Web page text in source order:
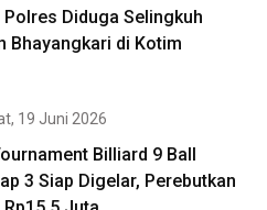
Polres Diduga Selingkuh
Bhayangkari di Kotim
19 Juni 2026
Billiard 9 Ball
3 Siap Digelar, Perebutkan